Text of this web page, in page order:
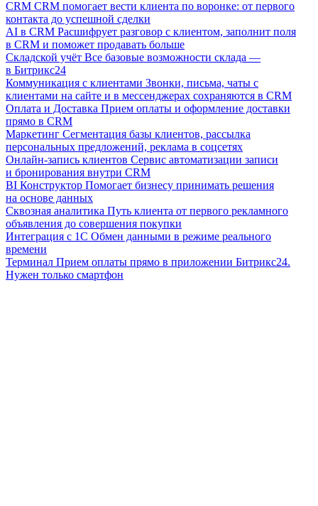
CRM CRM помогает вести клиента по воронке: от первого
контакта до успешной сделки
AI в CRM Расшифрует разговор с клиентом, заполнит поля
в CRM и поможет продавать больше
Складской учёт Все базовые возможности склада —
в Битрикс24
Коммуникация с клиентами Звонки, письма, чаты с
клиентами на сайте и в мессенджерах сохраняются в CRM
Оплата и Доставка Прием оплаты и оформление доставки
прямо в CRM
Маркетинг Сегментация базы клиентов, рассылка
персональных предложений, реклама в соцсетях
Онлайн-запись клиентов Сервис автоматизации записи
и бронирования внутри CRM
BI Конструктор Помогает бизнесу принимать решения
на основе данных
Сквозная аналитика Путь клиента от первого рекламного
объявления до совершения покупки
Интеграция с 1С Обмен данными в режиме реального
времени
Терминал Прием оплаты прямо в приложении Битрикс24.
Нужен только смартфон